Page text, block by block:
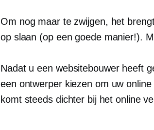
Om nog maar te zwijgen, het
op slaan (op een goede manier!).
Nadat u een websitebouwer heeft
een ontwerper kiezen om uw
komt steeds dichter bij het online